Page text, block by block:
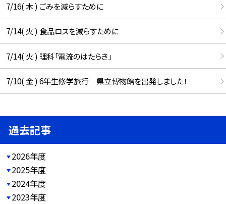
7/16( 木 ) ごみを減らすために
7/14( 火 ) 食品ロスを減らすために
7/14( 火 ) 理科「電流のはたらき」
7/10( 金 ) 6年生修学旅行 県立博物館を出発しました！
過去記事
2026年度
2025年度
2024年度
2023年度